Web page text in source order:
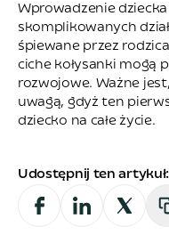
Udostępnij ten artykuł:
Wprowadzenie
skomplikowanych
śpiewane przez
ciche kołysanki mogą
rozwojowe. Ważne
uwagą, gdyż ten
dziecko na całe życie.